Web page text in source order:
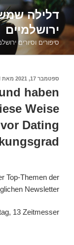
דילוג
לתוכןדלילה שמש
ירושלמיים
סיפורים וסיורים
פורסם
ספטמבר 17, 2021 מאת
haben
Weise
Dating
Top-Themen der
Newsletter.
13 Zeitmesser